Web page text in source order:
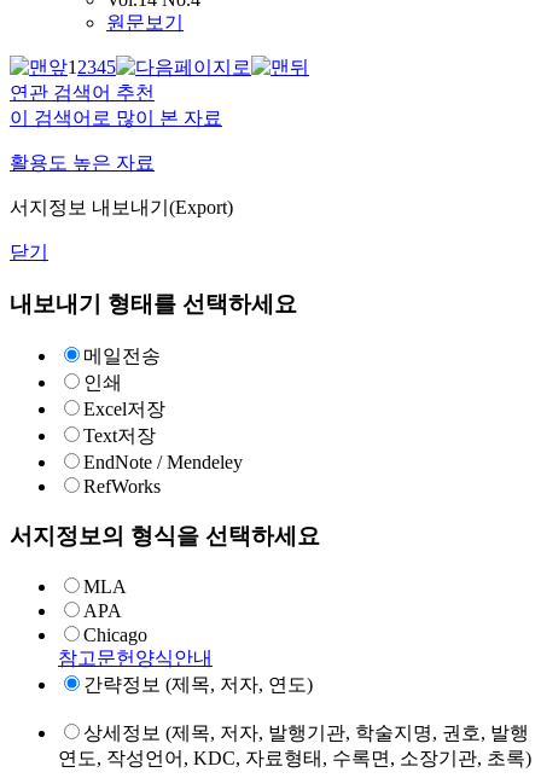
원문보기
12345
연관 검색어 추천
이 검색어로 많이 본 자료
활용도 높은 자료
서지정보 내보내기(Export)
닫기
내보내기 형태를 선택하세요
메일전송
인쇄
Excel저장
Text저장
EndNote / Mendeley
RefWorks
서지정보의 형식을 선택하세요
MLA
APA
Chicago
참고문헌양식안내
간략정보 (제목, 저자, 연도)
상세정보 (제목, 저자, 발행기관, 학술지명, 권호, 발행
연도, 작성언어, KDC, 자료형태, 수록면, 소장기관, 초록)